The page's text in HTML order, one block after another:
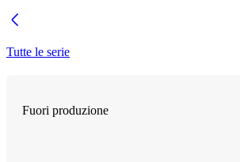
Tutte le serie
Fuori produzione